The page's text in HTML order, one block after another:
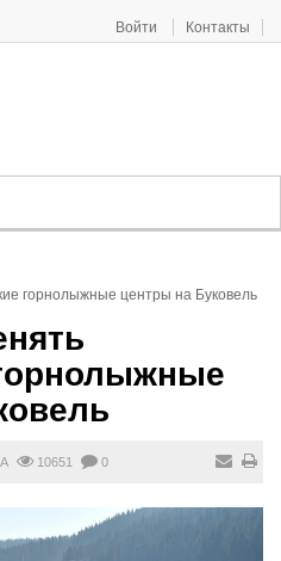
Войти Контакты
горнолыжные центры на Буковель
10651 0